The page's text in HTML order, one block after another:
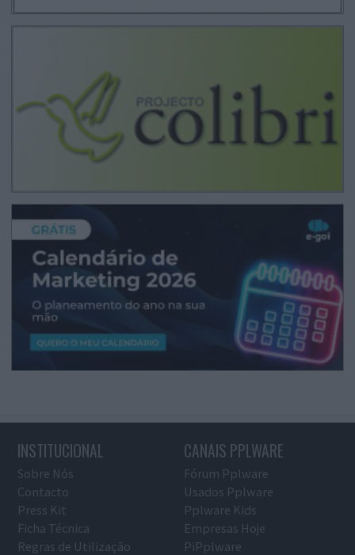
INSTITUCIONAL
Sobre Nós
Contacto
Press Kit
Ficha Técnica
Regras de Utilização
CANAIS PPLWARE
Fórum Pplware
Usados Pplware
Pplware Kids
Empresas Hoje
PiPplware